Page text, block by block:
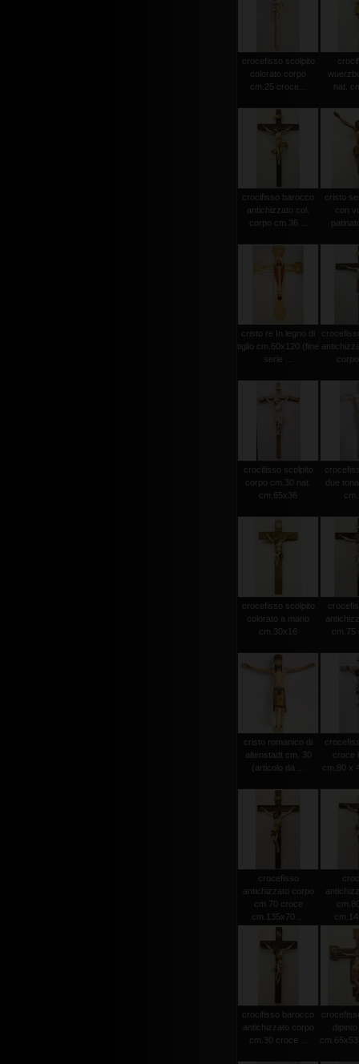
crocefisso scolpito
colorato corpo
cm.25 croce...
nat.
crocifisso barocco
antichizzato col.
corpo cm.36 ...
cristo
con
cristo re In legno di
tiglio cm.60x120 (fine
serie ...
crocifisso scolpito
corpo cm.30 nat.
cm.65x36
due
crocefisso scolpito
colorato a mano
cm.30x16
cm.75
cristo romanico di
altenstadt cm. 30
(articolo da ...
croce
cm.80 x
crocefisso
antichizzato corpo
cm.70 croce
cm.135x70 ...
crocifisso barocco
antichizzato corpo
cm.30 croce ...